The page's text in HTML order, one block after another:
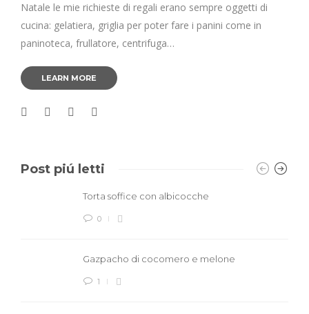
Natale le mie richieste di regali erano sempre oggetti di
cucina: gelatiera, griglia per poter fare i panini come in
paninoteca, frullatore, centrifuga…
LEARN MORE
Post piú letti
Torta soffice con albicocche
0
Gazpacho di cocomero e melone
1